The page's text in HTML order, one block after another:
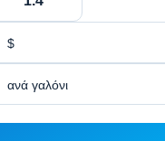
$
ανά γαλόνι